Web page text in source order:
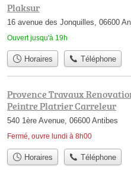
Plaksur
16 avenue des Jonquilles, 06600
Ouvert jusqu'à 19h
Horaires Téléphone
Provence Travaux
Peintre Platrier Carreleur
540 1ère Avenue, 06600 Antibes
Fermé, ouvre lundi à 8h00
Horaires Téléphone